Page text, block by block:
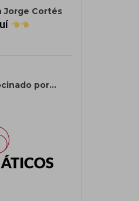
Jorge Cortés
por...